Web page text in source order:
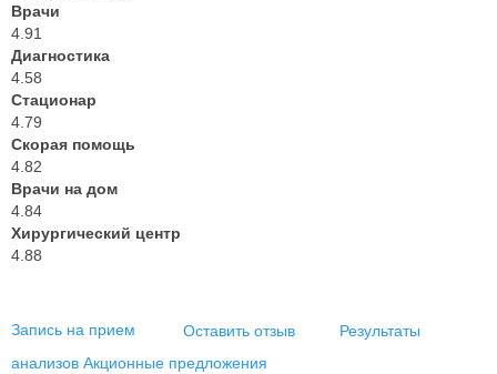
Врачи
4.91
Диагностика
4.58
Стационар
4.79
Скорая помощь
4.82
Врачи на дом
4.84
Хирургический центр
4.88
Запись на прием Оставить отзыв
Результаты
анализов Акционные предложения